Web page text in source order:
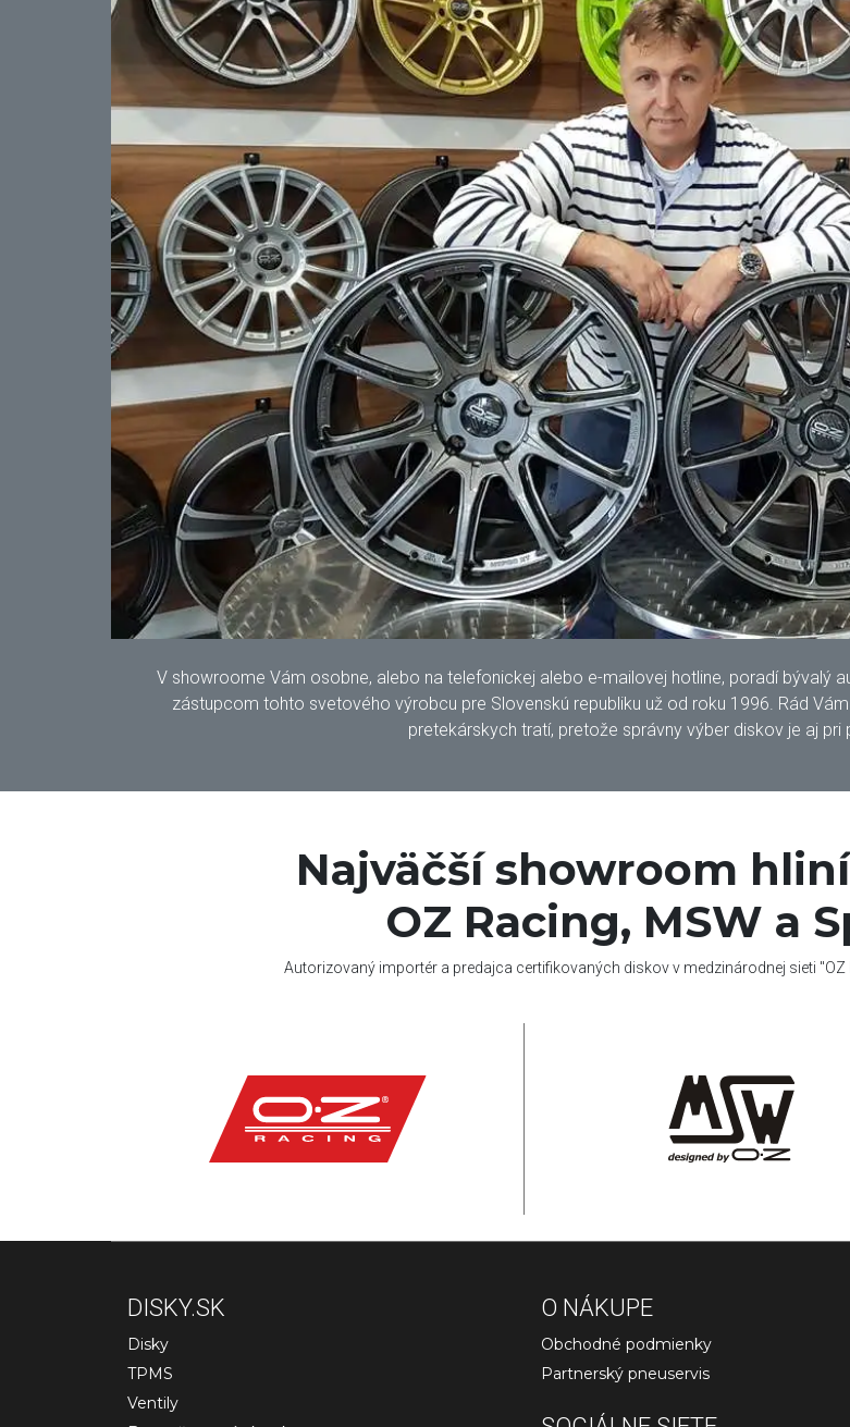
V showroome Vám osobne, alebo na telefonickej alebo e-mailovej hotline, poradí bývalý
zástupcom tohto svetového výrobcu pre Slovenskú republiku už od roku 1996. Rád
pretekárskych tratí, pretože správny výber diskov je aj
Najväčší showroom
OZ Racing, MSW a
Autorizovaný importér a predajca certifikovaných diskov v medzinárodnej sieti
DISKY.SK
Disky
TPMS
Ventily
O NÁKUPE
Obchodné podmienky
Partnerský pneuservis